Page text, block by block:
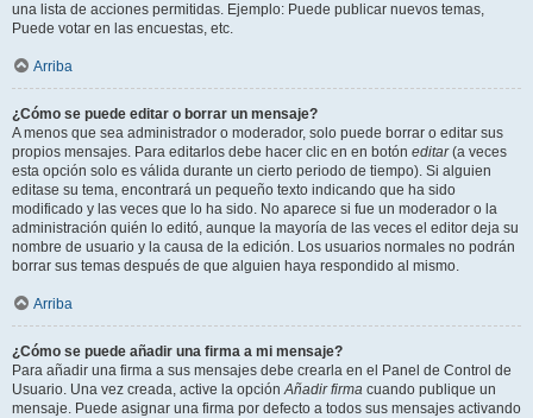
una lista de acciones permitidas. Ejemplo: Puede publicar nuevos temas,
Puede votar en las encuestas, etc.
Arriba
¿Cómo se puede editar o borrar un mensaje?
A menos que sea administrador o moderador, solo puede borrar o editar sus
propios mensajes. Para editarlos debe hacer clic en en botón editar(a veces
esta opción solo es válida durante un cierto periodo de tiempo). Si alguien
editase su tema, encontrará un pequeño texto indicando que ha sido
modificado y las veces que lo ha sido. No aparece si fue un moderador o la
administración quién lo editó, aunque la mayoría de las veces el editor deja su
nombre de usuario y la causa de la edición. Los usuarios normales no podrán
borrar sus temas después de que alguien haya respondido al mismo.
Arriba
¿Cómo se puede añadir una firma a mi mensaje?
Para añadir una firma a sus mensajes debe crearla en el Panel de Control de
Usuario. Una vez creada, active la opciónAñadir firma cuando publique un
mensaje. Puede asignar una firma por defecto a todos sus mensajes activando